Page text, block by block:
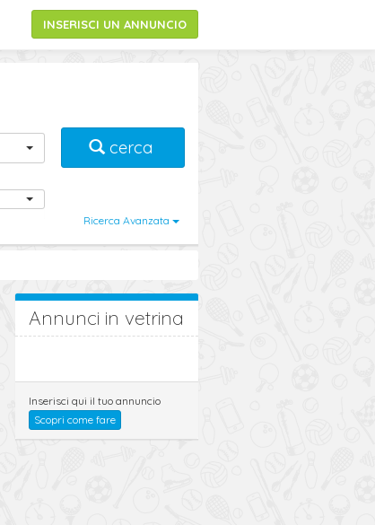
INSERISCI UN ANNUNCIO
cerca
Ricerca Avanzata
Annunci in vetrina
Inserisci qui il tuo annuncio
Scopri come fare